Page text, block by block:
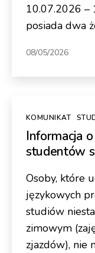
10.07.2026 –
posiada dwa
08/05/2026
Kategorie
KOMUNIKAT
Informacja
studentów
Osoby, które
językowych
studiów
zimowym
zjazdów), nie